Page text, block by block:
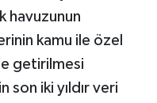
havuzunun
kamu ile özel
getirilmesi
iki yıldır veri